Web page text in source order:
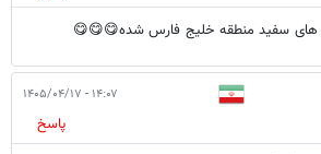
های سفید منطقه خلیج فارس شده😋😋😋
۱۴:۰۷ - ۱۴۰۵/۰۴/۱۷
پاسخ